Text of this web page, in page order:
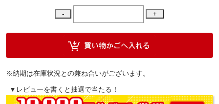
※納期は在庫状況との兼ね合いがございます。
▼レビューを書くと抽選で当たる！